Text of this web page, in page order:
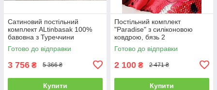
Сатиновий постільний
комплект ALtinbasak 100%
бавовна з Туреччини
двоспальний - євро
Готово до відправки
3 756 ₴ 5 366 ₴
Купити
Постільний комплект
"Paradise" з силіконовою
ковдрою, бязь 2
Готово до відправки
2 100 ₴ 2 471 ₴
Купити